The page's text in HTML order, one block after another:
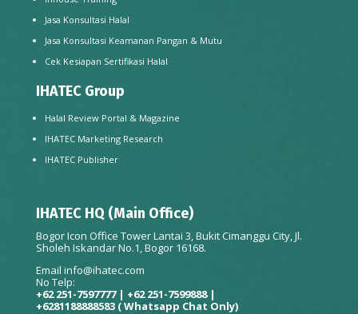
Jasa Konsultasi Halal
Jasa Konsultasi Keamanan Pangan & Mutu
Cek Kesiapan Sertifikasi Halal
IHATEC Group
Halal Review Portal & Magazine
IHATEC Marketing Research
IHATEC Publisher
IHATEC HQ (Main Office)
Bogor Icon Office Tower Lantai 3, Bukit Cimanggu City, Jl.
Sholeh Iskandar No.1, Bogor 16168.
Email info@ihatec.com
No Telp:
+62 251-7597777 | +62 251-7599888 |
+6281188888583 ( Whatsapp Chat Only)